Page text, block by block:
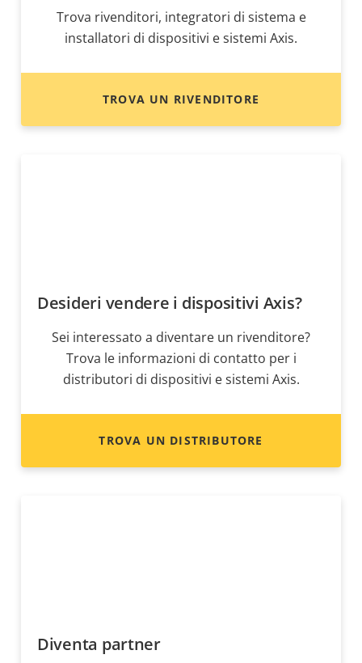
Trova rivenditori, integratori di sistema e
installatori di dispositivi e sistemi Axis.
TROVA UN RIVENDITORE
Desideri vendere i dispositivi Axis?
Sei interessato a diventare un rivenditore?
Trova le informazioni di contatto per i
distributori di dispositivi e sistemi Axis.
TROVA UN DISTRIBUTORE
Diventa partner